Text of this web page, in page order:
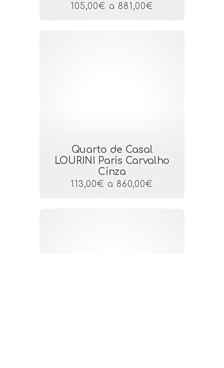
105,00€ a 881,00€
Quarto de Casal
LOURINI Paris Carvalho
Cinza
113,00€ a 860,00€